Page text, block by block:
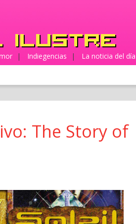
| Indiegencias | La noticia del día
The Story of